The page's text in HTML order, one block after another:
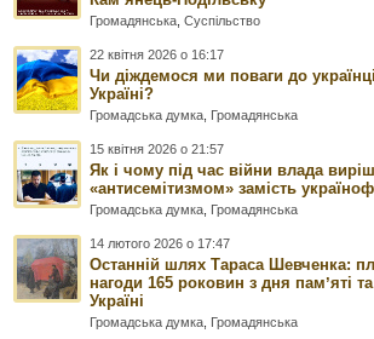
Громадянська ,Суспільство
22 квітня 2026 о 16:17
Чи діждемося ми поваги до
Україні?
Громадська думка Громадянська
15 квітня 2026 о 21:57
Як і чому під час війни влада
«антисемітизмом» замість
Громадська думка Громадянська
14 лютого 2026 о 17:47
Останній шлях Тараса Шевченка:
нагоди 165 роковин з дня памʼяті
Україні
Громадська думка Громадянська